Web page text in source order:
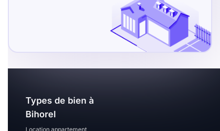
Types de bien à
Bihorel
Location appartement